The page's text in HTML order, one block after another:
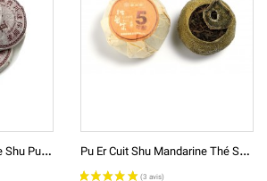
M
Ini Galette De 2018 De Shu Pu Er Du Yunnan P
U Er Cuit Shu Mandarine Thé Sombre De Chine